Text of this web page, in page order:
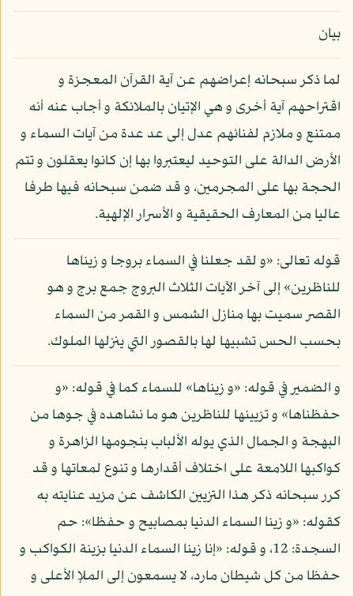
بيان
لما ذكر سبحانه إعراضهم عن آية القرآن المعجزة و
اقتراحهم آية أخرى و هي الإتيان بالملائكة و أجاب عنه أنه
ممتنع و ملازم لفنائهم عدل إلى عد عدة من آيات السماء و
الأرض الدالة على التوحيد ليعتبروا بها إن كانوا يعقلون و تتم
الحجة بها على المجرمين، و قد ضمن سبحانه فيها طرفا
عاليا من المعارف الحقيقية و الأسرار الإلهية.
قوله تعالى: «و لقد جعلنا في السماء بروجا و زيناها
للناظرين» إلى آخر الآيات الثلاث البروج جمع برج و هو
القصر سميت بها منازل الشمس و القمر من السماء
بحسب الحس تشبيها لها بالقصور التي ينزلها الملوك.
و الضمير في قوله: «و زيناها» للسماء كما في قوله: «و
حفظناها» و تزيينها للناظرين هو ما نشاهده في جوها من
البهجة و الجمال الذي يوله الألباب بنجومها الزاهرة و
كواكبها اللامعة على اختلاف أقدارها و تنوع لمعاتها و قد
كرر سبحانه ذكر هذا التزيين الكاشف عن مزيد عنايته به
كقوله: «و زينا السماء الدنيا بمصابيح و حفظا»: حم
السجدة: 12، و قوله: «إنا زينا السماء الدنيا بزينة الكواكب و
حفظا من كل شيطان مارد، لا يسمعون إلى الملإ الأعلى و